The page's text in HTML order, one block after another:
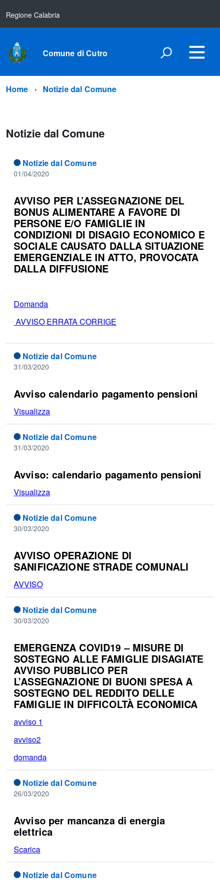
Regione Calabria
Comune di Cutro
Home Notizie dal Comune
Notizie dal Comune
Notizie dal Comune
01/04/2020
AVVISO PER L’ASSEGNAZIONE DEL
BONUS ALIMENTARE A FAVORE DI
PERSONE E/O FAMIGLIE IN
CONDIZIONI DI DISAGIO ECONOMICO E
SOCIALE CAUSATO DALLA SITUAZIONE
EMERGENZIALE IN ATTO, PROVOCATA
DALLA DIFFUSIONE
Domanda
AVVISO ERRATA CORRIGE
Notizie dal Comune
31/03/2020
Avviso calendario pagamento pensioni
Visualizza
Notizie dal Comune
31/03/2020
Avviso: calendario pagamento pensioni
Visualizza
Notizie dal Comune
30/03/2020
AVVISO OPERAZIONE DI
SANIFICAZIONE STRADE COMUNALI
AVVISO
Notizie dal Comune
30/03/2020
EMERGENZA COVID19 – MISURE DI
SOSTEGNO ALLE FAMIGLIE DISAGIATE
AVVISO PUBBLICO PER
L’ASSEGNAZIONE DI BUONI SPESA A
SOSTEGNO DEL REDDITO DELLE
FAMIGLIE IN DIFFICOLTÀ ECONOMICA
avviso 1
avviso2
domanda
Notizie dal Comune
26/03/2020
Avviso per mancanza di energia
elettrica
Scarica
Notizie dal Comune